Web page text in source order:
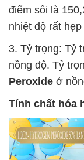
điểm sôi là
nhiệt độ rất
3. Tỷ trọng: Tỷ
nồng độ. Tỷ
Peroxide ở
Tính chất hóa